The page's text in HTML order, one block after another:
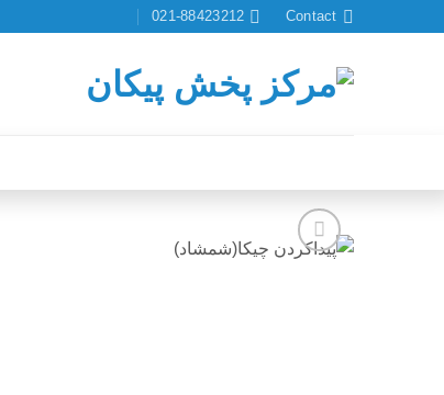
Contact
021-88423212